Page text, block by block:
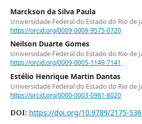
Marckson da Silva Paula
Universidade Federal do Estado do Rio de
https://orcid.org/0009-0009-9575-0720
Neilson Duarte Gomes
Universidade Federal do Estado do Rio de
https://orcid.org/0009-0005-1149-7141
Estélio Henrique Martin Dantas
Universidade Federal do Estado do Rio de
https://orcid.org/0000-0003-0981-8020
DOI: https://doi.org/10.9789/2175-